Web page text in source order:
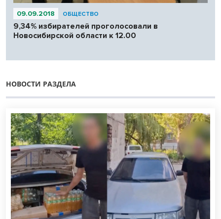
09.09.2018 ОБЩЕСТВО
9,34% избирателей проголосовали в
Новосибирской области к 12.00
НОВОСТИ РАЗДЕЛА